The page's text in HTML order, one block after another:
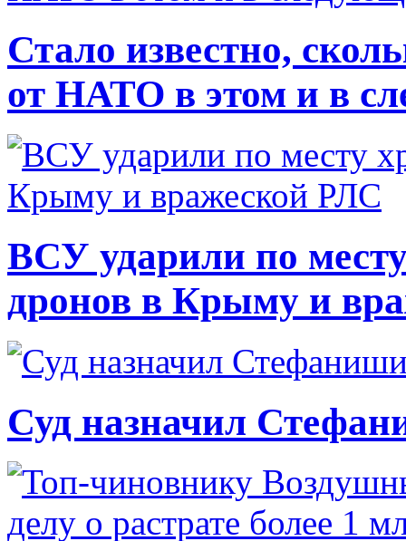
Стало известно,
от НАТО в этом и в
ВСУ ударили по
дронов в Крыму и
Суд назначил